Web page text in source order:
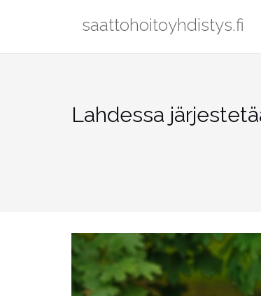
saattohoitoyhdistys.fi
Lahdessa